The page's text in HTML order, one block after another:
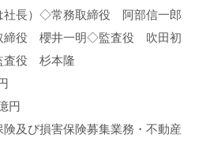
長）◇常務取締役 阿部信一郎
役 櫻井一明◇監査役 吹田初
査役 杉本隆
円
及び損害保険募集業務・不動産